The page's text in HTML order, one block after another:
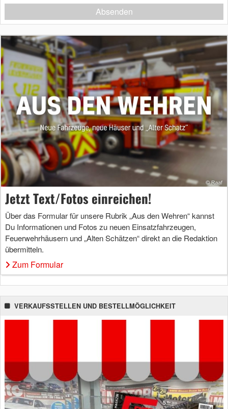
Absenden
Jetzt Text/Fotos einreichen!
Über das Formular für unsere Rubrik „Aus den Wehren“ kannst
Du Informationen und Fotos zu neuen Einsatzfahrzeugen,
Feuerwehrhäusern und „Alten Schätzen“ direkt an die Redaktion
übermitteln.
Zum Formular
VERKAUFSSTELLEN UND BESTELLMÖGLICHKEIT